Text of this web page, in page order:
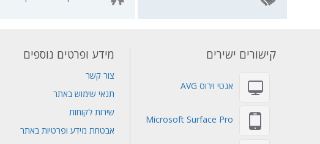
קישורים ישירים
אנטי וירוס AVG
Microsoft Surface Pro
מידע ופרטים נוספים
צור קשר
תנאי שימוש באתר
שירות לקוחות
אבטחת מידע ופרטיות באתר